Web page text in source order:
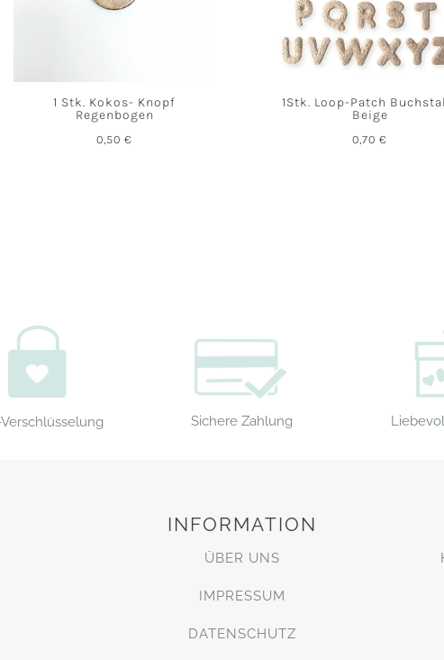
1 Stk. Kokos- Knopf
Regenbogen
0,50€
1Stk. Loop-Patch
Beige
0,70€
Verschlüsselung Sichere Zahlung
INFORMATION
ÜBER UNS
IMPRESSUM
DATENSCHUTZ